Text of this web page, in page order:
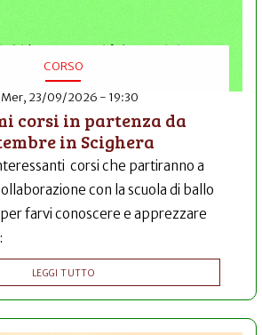
CORSO
Mer, 23/09/2026 - 19:30
corsi in partenza da
in Scighera
corsi che partiranno a
con la scuola di ballo
farvi conoscere e apprezzare
LEGGI TUTTO